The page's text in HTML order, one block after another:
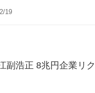
19
副浩正 8兆円企業リ